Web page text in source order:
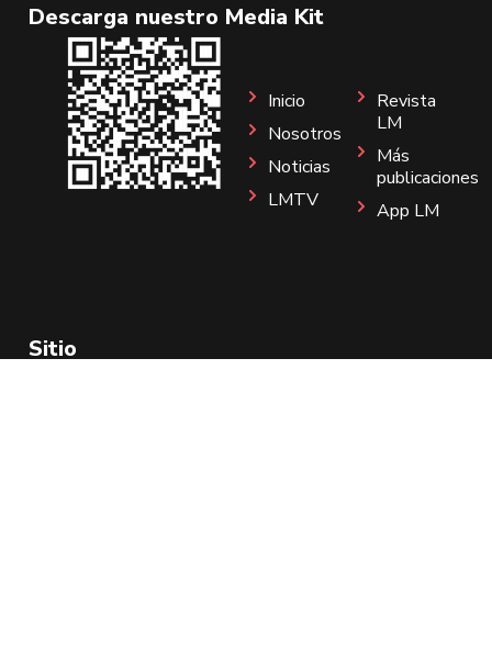
Descarga nuestro Media Kit
Sitio
Inicio
Nosotros
Noticias
LMTV
Revista
LM
Más
publicaciones
App LM